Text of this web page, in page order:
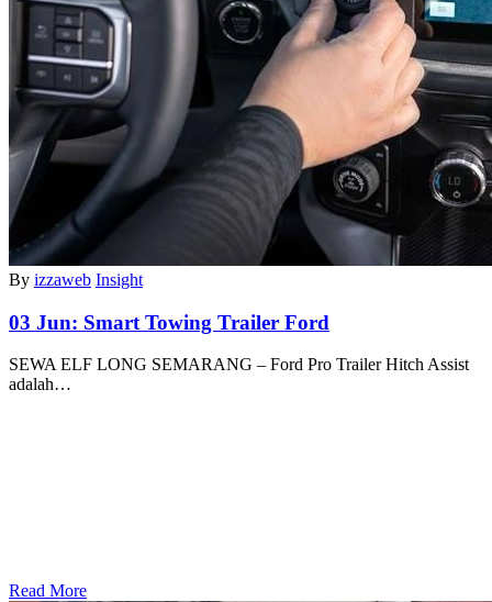
By izzaweb Insight
03 Jun: Smart Towing Trailer Ford
SEWA ELF LONG SEMARANG – Ford Pro Trailer Hitch Assist
adalah…
Read More